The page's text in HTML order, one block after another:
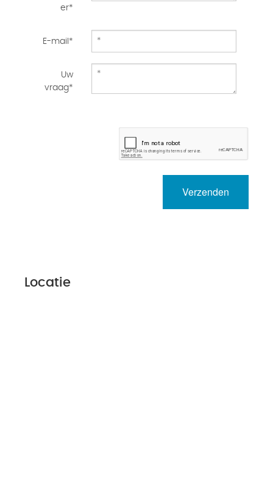
er*
E-mail*
Uw
vraag*
Verzenden
Locatie